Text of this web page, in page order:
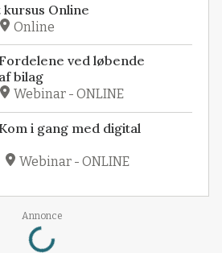
Online
Online
ved løbende
bilag
Webinar - ONLINE
i gang med digital
Webinar - ONLINE
Annonce
Loading...